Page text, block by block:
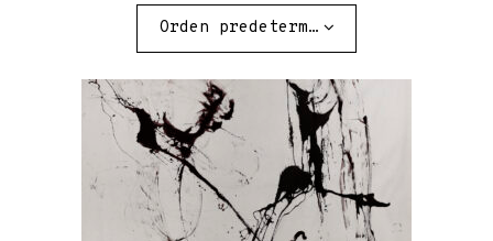
Orden predeterminado